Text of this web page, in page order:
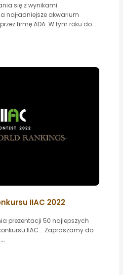
się z wynikami
najładniejsze akwarium
firmę ADA. W tym roku do...
IIAC 2022
prezentacji 50 najlepszych
IIAC... Zapraszamy do